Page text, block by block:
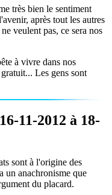
très bien le sentiment
après tout les autres
veulent pas, ce sera nos
à vivre dans nos
Les gens sont
11-2012 à 18-
sont à l'origine des
un anachronisme que
du placard.